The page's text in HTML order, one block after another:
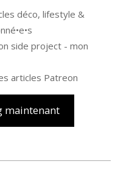
déco, lifestyle &
side project - mon
articles Patreon
maintenant